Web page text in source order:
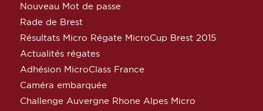
Nouveau Mot de passe
Rade de Brest
Résultats Micro Régate MicroCup Brest 2015
Actualités régates
Adhésion MicroClass France
Caméra embarquée
Challenge Auvergne Rhone Alpes Micro